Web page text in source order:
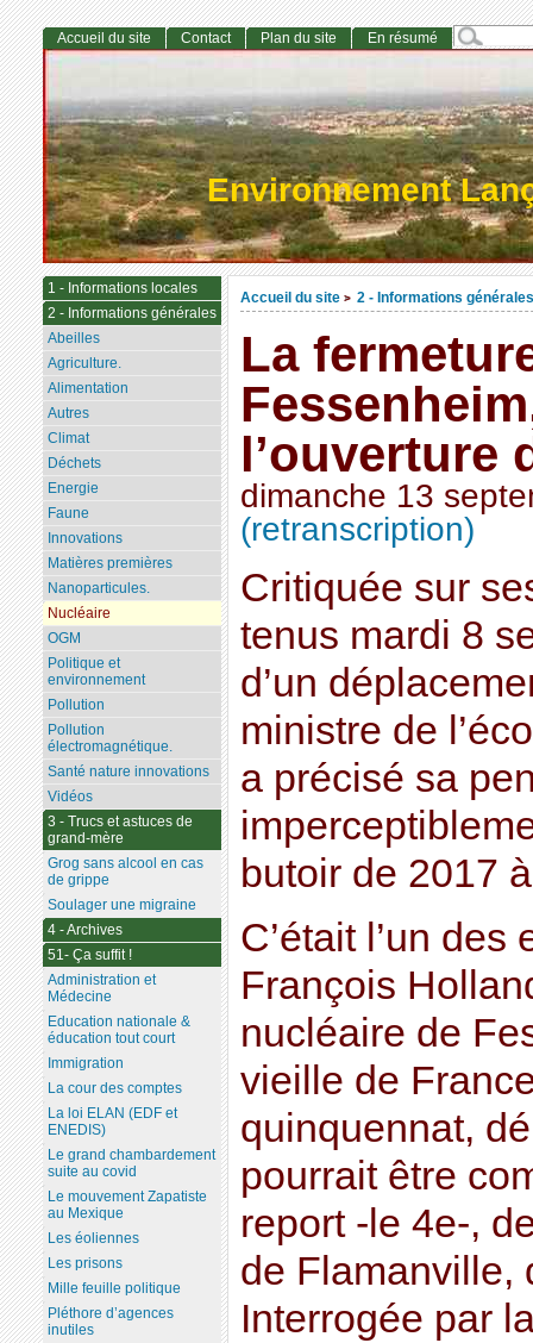
Environnement
Accueil du site > 2 - Informations générales
La
l’ouverture
dimanche 13
(retranscription)
Critiquée sur
tenus mardi 8
d’un
ministre de
a précisé sa
butoir de 2017
C’était l’un
François
nucléaire de
vieille de
quinquennat,
pourrait être
report -le 4e-,
de Flamanville,
Interrogée par
Accueil du site Contact Plan du site En résumé
1 - Informations locales
2 - Informations générales
Abeilles
Agriculture.
Alimentation
Autres
Climat
Déchets
Energie
Faune
Innovations
Matières premières
Nanoparticules.
Nucléaire
OGM
Politique et
environnement
Pollution
Pollution
électromagnétique.
Santé nature innovations
Vidéos
3 - Trucs et astuces de
grand-mère
Grog sans alcool en cas
de grippe
Soulager une migraine
4 - Archives
51- Ça suffit !
Administration et
Médecine
Education nationale &
éducation tout court
Immigration
La cour des comptes
La loi ELAN (EDF et
ENEDIS)
Le grand chambardement
suite au covid
Le mouvement Zapatiste
au Mexique
Les éoliennes
Les prisons
Mille feuille politique
Pléthore d’agences
inutiles